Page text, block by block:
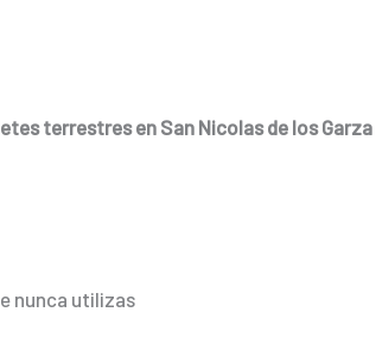
terrestres en San Nicolas de los Garza
nunca utilizas